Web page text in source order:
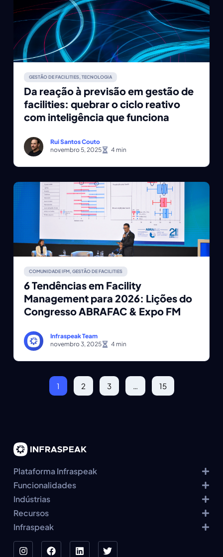
GESTÃO DE FACILITIES, TECNOLOGIA
Da reação à previsão em gestão de
facilities: quebrar o ciclo reativo
com inteligência que funciona
Rui Santos Couto
novembro 5, 2025
COMUNIDADE IFM, GESTÃO DE FACILITIES
6 Tendências em Facility
Management para 2026: Lições do
Congresso ABRAFAC & Expo FM
Infraspeak Team
novembro 3, 2025
1 2 3 … 15
Plataforma Infraspeak
Funcionalidades
Indústrias
Recursos
Infraspeak